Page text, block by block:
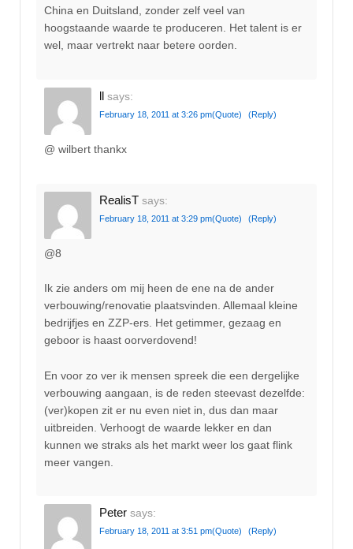
China en Duitsland, zonder zelf veel van
hoogstaande waarde te produceren. Het talent is er
wel, maar vertrekt naar betere oorden.
ll says:
February 18, 2011 at 3:26 pm(Quote) (Reply)
@ wilbert thankx
RealisT says:
February 18, 2011 at 3:29 pm(Quote) (Reply)
@8
Ik zie anders om mij heen de ene na de ander
verbouwing/renovatie plaatsvinden. Allemaal kleine
bedrijfjes en ZZP-ers. Het getimmer, gezaag en
geboor is haast oorverdovend!
En voor zo ver ik mensen spreek die een dergelijke
verbouwing aangaan, is de reden steevast dezelfde:
(ver)kopen zit er nu even niet in, dus dan maar
uitbreiden. Verhoogt de waarde lekker en dan
kunnen we straks als het markt weer los gaat flink
meer vangen.
Peter says:
February 18, 2011 at 3:51 pm(Quote) (Reply)